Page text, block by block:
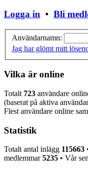
Logga in • Bli
Användarnamn:
Jag har glömt mitt
Vilka är online
Totalt 723 användare
(baserat på aktiva
Flest användare online
Statistik
Totalt antal inlägg 115663
medlemmar5235 • Vår